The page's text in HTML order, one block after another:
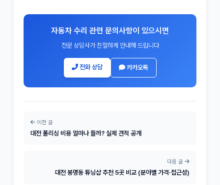
자동차 수리 관련 문의사항이 있으시면
전문 상담사가 친절하게 안내해 드립니다
전화 상담 카카오톡
이전 글
대전 폴리싱 비용 얼마나 들까? 실제 견적 공개
다음 글
대전 봉명동 튜닝샵 추천 5곳 비교 (분야별 가격·접근성)